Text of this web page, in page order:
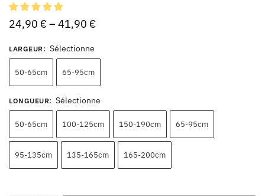
24,90 €– 41,90 €
LARGEUR: Sélectionne
50-65cm 65-95cm
LONGUEUR: Sélectionne
50-65cm 100-125cm 150-190cm 65-95cm
95-135cm 135-165cm 165-200cm